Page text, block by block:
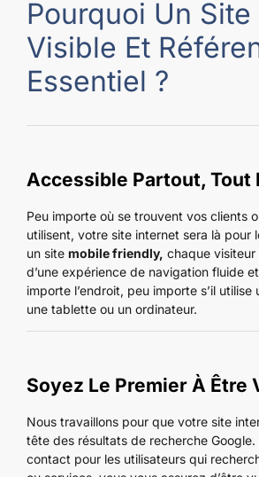
Pourquoi Un
Visible Et
Essentiel ?
Accessible Partout, Tout
Peu importe où se trouvent vos clients
utilisent, votre site internet sera là pour
un site mobile friendly, chaque
d’une expérience de navigation fluide
importe l’endroit, peu importe s’il utilise
une tablette ou un ordinateur.
Soyez Le Premier À Être
Nous travaillons pour que votre site
tête des résultats de recherche
contact pour les utilisateurs qui